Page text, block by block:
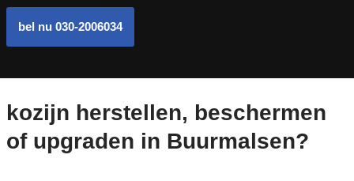
bel nu 030-2006034
kozijn herstellen, beschermen
of upgraden in Buurmalsen?